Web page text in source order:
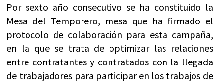
Por sexto año consecutivo se ha constituido la
Mesa del Temporero, mesa que ha firmado el
protocolo de colaboración para esta campaña,
en la que se trata de optimizar las relaciones
entre contratantes y contratados con la llegada
de trabajadores para participar en los trabajos de